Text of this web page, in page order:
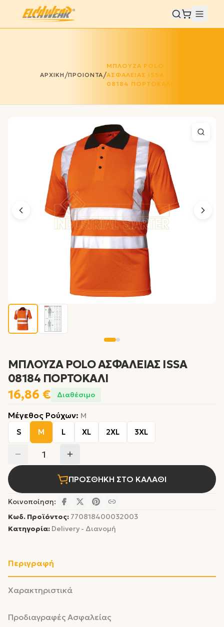
ΑΡΧΙΚΗ /ΠΡΟΙΟΝΤΑ/
ΜΠΛΟΥΖΑ POLO
ΑΣΦΑΛΕΙΑΣ ISSA
08184 ΠΟΡΤΟΚΑΛΙ
ΜΠΛΟΥΖΑ POLO ΑΣΦΑΛΕΙΑΣ ISSA
08184 ΠΟΡΤΟΚΑΛΙ
16,86 € Διαθέσιμο
Μέγεθος Ρούχων: M
S M L XL 2XL 3XL
1
ΠΡΟΣΘΗΚΗ ΣΤΟ ΚΑΛΑΘΙ
Κοινοποίηση:
Κωδ. Προϊόντος: 770818400032003
Κατηγορία: Delivery - Διανομή
Περιγραφή
Χαρακτηριστικά
Προδιαγραφές Ασφαλείας